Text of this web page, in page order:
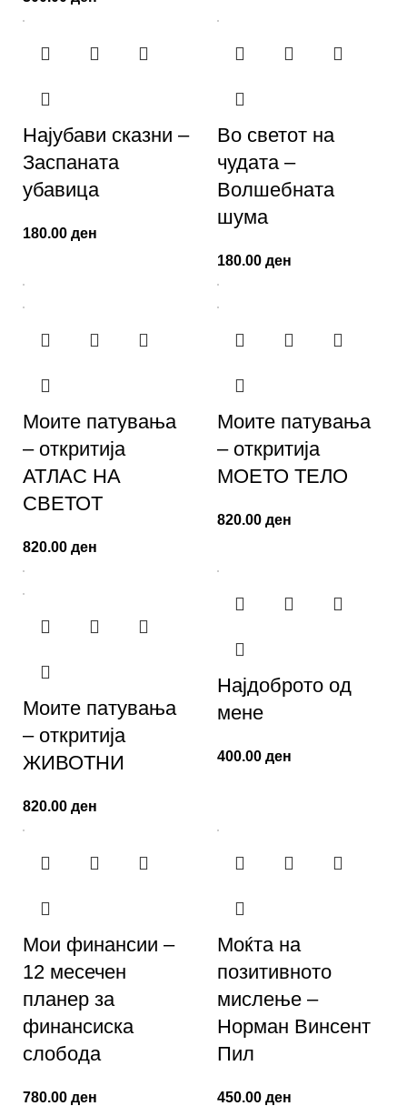
Најубави сказни –
Заспаната
убавица
180.00 ден
Во светот на
чудата –
Волшебната
шума
180.00 ден
Моите патувања
– откритија
АТЛАС НА
СВЕТОТ
820.00 ден
Моите патувања
– откритија
МОЕТО ТЕЛО
820.00 ден
Моите патувања
– откритија
ЖИВОТНИ
820.00 ден
Најдоброто од
мене
400.00 ден
Мои финансии –
12 месечен
планер за
финансиска
слобода
780.00 ден
Моќта на
позитивното
мислење –
Норман Винсент
Пил
450.00 ден